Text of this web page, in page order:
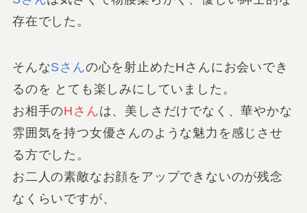
存在でした。
そんなSさんの心を射止めたHさんにお会いでき
るのを とても楽しみにしていました。
お相手のHさんは、美しさだけでなく、華やかな
雰囲気を持つ女優さんのような魅力を感じさせ
る方でした。
お二人の素敵なお顔をアップできないのが残念
なくらいですが、